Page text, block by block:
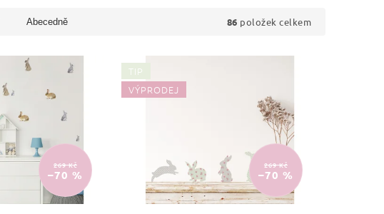
Abecedně 86 položek celkem
269 Kč
–70 %
TIP
VÝPRODEJ
269 Kč
–70 %